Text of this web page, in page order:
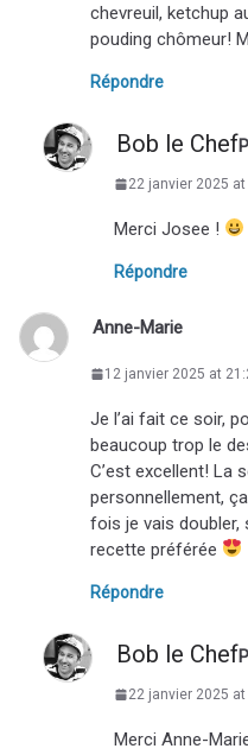
chevreuil, ketchup
pouding chômeur!
Répondre
Bob le Chef
22 janvier 2025 at
Merci Josee !
Répondre
Anne-Marie
12 janvier 2025 at
Je l’ai fait ce soir,
beaucoup trop le
C’est excellent! La
personnellement,
fois je vais
recette préférée
Répondre
Bob le Chef
22 janvier 2025 at
Merci Anne-